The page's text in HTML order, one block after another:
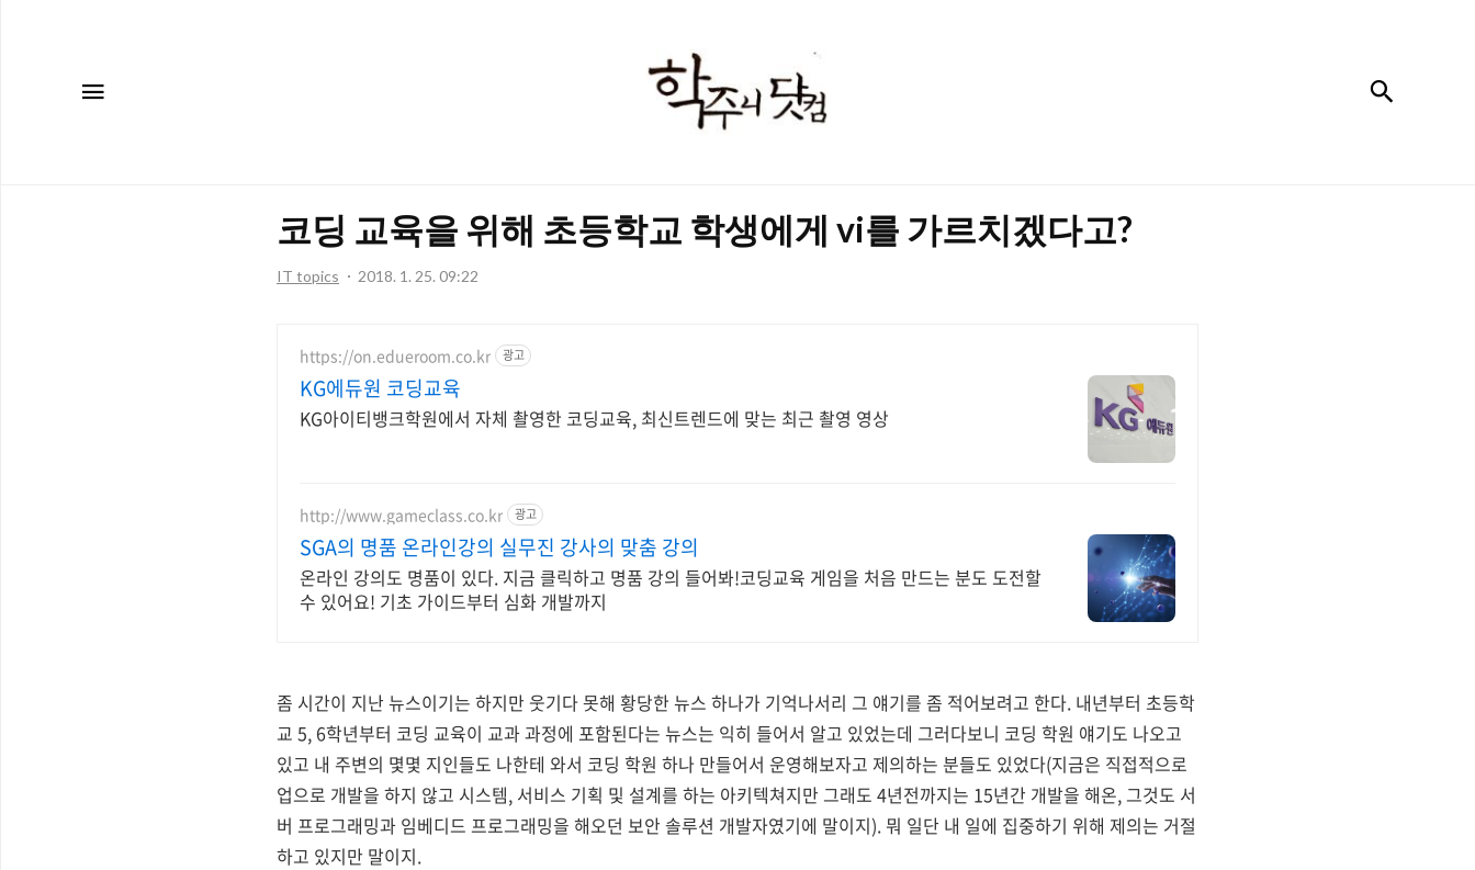
주
닷
컴
코딩 교육을 위해 초등학교 학생에게 vi를 가르치겠다고?
IT topics 2018. 1. 25. 09:22
https://on.edueroom.co.kr 광고
KG에듀원 코딩교육
KG아이티뱅크학원에서 자체 촬영한 코딩교육, 최신트렌드에 맞는 최근 촬영 영상
http://www.gameclass.co.kr 광고
SGA의 명품 온라인강의 실무진 강사의 맞춤 강의
온라인 강의도 명품이 있다. 지금 클릭하고 명품 강의 들어봐!코딩교육 게임을 처음 만드는 분도 도전할
수 있어요! 기초 가이드부터 심화 개발까지
좀 시간이 지난 뉴스이기는 하지만 웃기다 못해 황당한 뉴스 하나가 기억나서리 그 얘기를 좀 적어보려고 한다. 내년부터 초등학
교 5, 6학년부터 코딩 교육이 교과 과정에 포함된다는 뉴스는 익히 들어서 알고 있었는데 그러다보니 코딩 학원 얘기도 나오고
있고 내 주변의 몇몇 지인들도 나한테 와서 코딩 학원 하나 만들어서 운영해보자고 제의하는 분들도 있었다(지금은 직접적으로
업으로 개발을 하지 않고 시스템, 서비스 기획 및 설계를 하는 아키텍쳐지만 그래도 4년전까지는 15년간 개발을 해온, 그것도 서
버 프로그래밍과 임베디드 프로그래밍을 해오던 보안 솔루션 개발자였기에 말이지). 뭐 일단 내 일에 집중하기 위해 제의는 거절
하고 있지만 말이지.